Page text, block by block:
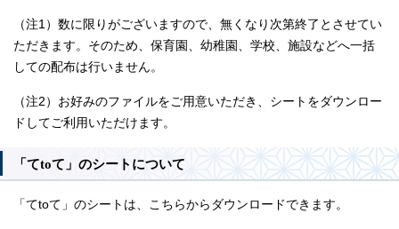
（注1）数に限りがございますので、無くなり次第終了とさせてい
ただきます。そのため、保育園、幼稚園、学校、施設などへ一括
しての配布は行いません。
（注2）お好みのファイルをご用意いただき、シートをダウンロー
ドしてご利用いただけます。
「てtoて」のシートについて
「てtoて」のシートは、こちらからダウンロードできます。